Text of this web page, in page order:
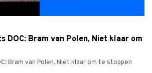
DOC: Bram van Polen, Niet klaar om
Bram van Polen, Niet klaar om te stoppen